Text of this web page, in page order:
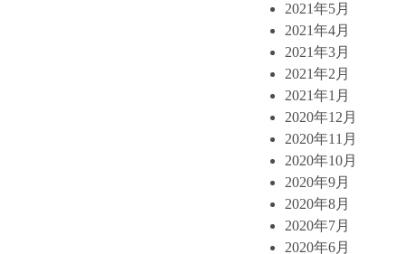
2021年5月
2021年4月
2021年3月
2021年2月
2021年1月
2020年12月
2020年11月
2020年10月
2020年9月
2020年8月
2020年7月
2020年6月